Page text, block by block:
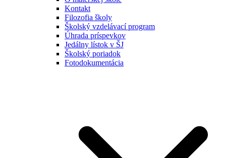
Kontakt
Filozofia školy
Školský vzdelávací program
Úhrada príspevkov
Jedálny lístok v ŠJ
Školský poriadok
Fotodokumentácia